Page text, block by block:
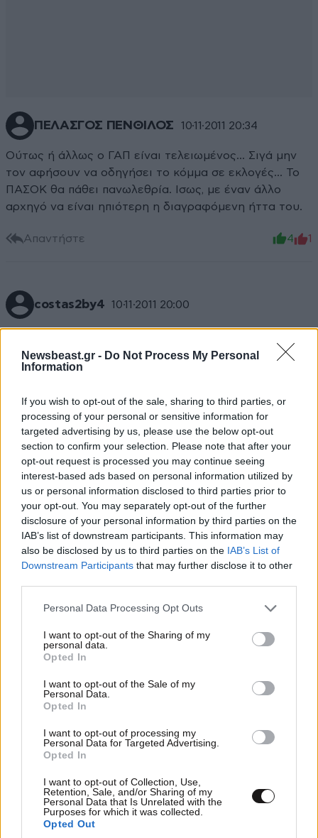
Newsbeast.gr - Do Not Process My Personal
Information
If you wish to opt-out of the sale, sharing to third parties, or
processing of your personal or sensitive information for
targeted advertising by us, please use the below opt-out
section to confirm your selection. Please note that after your
opt-out request is processed you may continue seeing
interest-based ads based on personal information utilized by
us or personal information disclosed to third parties prior to
your opt-out. You may separately opt-out of the further
disclosure of your personal information by third parties on the
IAB’s list of downstream participants. This information may
also be disclosed by us to third parties on the IAB’s List of
Downstream Participants that may further disclose it to other
Please note that this website/app uses one or more Google
not limited to your visit or usage behaviour. You may click to
grant or deny consent to Google and its third-party tags to
use your data for below specified purposes in below Google
consent section.
Personal Data Processing Opt Outs
I want to opt-out of the Sharing of my
personal data.
Opted In
I want to opt-out of the Sale of my
Personal Data.
Opted In
I want to opt-out of processing my
Personal Data for Targeted Advertising.
Opted In
I want to opt-out of Collection, Use,
Retention, Sale, and/or Sharing of my
Personal Data that Is Unrelated with the
Purposes for which it was collected.
Opted Out
ΠΕΛΑΣΓΟΣ ΠΕΝΘΙΛΟΣ 10·11·2011 20:34
Ούτως ή άλλως ο ΓΑΠ είναι τελειωμένος... Σιγά μην
τον αφήσουν να οδηγήσει το κόμμα σε εκλογές... Το
ΠΑΣΟΚ θα πάθει πανωλεθρία. Ισως, με έναν άλλο
αρχηγό να είναι ηπιότερη η διαγραφόμενη ήττα του.
Απαντήστε 4 1
costas2by4 10·11·2011 20:00
παρουσιαστικό του, τα χαρακτηριστικά του προσώπου
του, η ροζ γραβάτα και άλλα πολλά. Και όσο
προηγούμενες εκλογές και εκείνος έτρεχε για
φωτογραφία - πόζα με τον απερχόμενο πρωθυπουργό
Απαντήστε
ΙΩΑΝΝΗΣ ΣΤΑΣΗΣ 10·11·2011 18:30
Τόση πολυ βιασύνη? όποιος βιάζεται σκονταφτει.
Απαντήστε
GEMATOYLHS 10·11·2011 18:00
ΔΡΥΟΣ ΠΕΣΟΥΣΗΣ!!! ΒΡΕ ΠΡΟΧΘΕΣ ΤΟΝ
ΕΜΠΙΣΤΟΣΥΝΗΣ!!! ΑΝΤΕ ΒΡΕΙΤΕ ΑΛΛΟΝ. ΕΓΩ
ΠΑΝΤΩΣ ΤΗΝ ΣΥΝΔΡΟΜΗ ΚΑΙ ΤΗΝ ΚΑΡΤΑ ΜΕΛΟΥΣ
ΣΑΣ ΤΑ ΚΑΝΩ ΔΩΡΟ, ΤΗΝ ΨΗΦΟ ΜΟΥ ΟΧΙ ΠΙΑ!!!!
Απαντήστε